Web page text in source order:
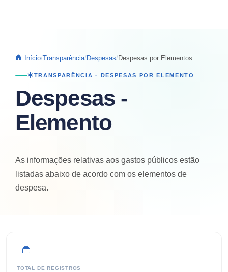
Início Transparência Despesas Despesas por Elementos
TRANSPARÊNCIA · DESPESAS POR ELEMENTO
Despesas -
Elemento
As informações relativas aos gastos públicos estão
listadas abaixo de acordo com os elementos de
despesa.
TOTAL DE REGISTROS